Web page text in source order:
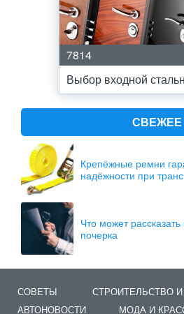
7814
Выбор входной
СВЕЖЕЕ
Крепёжные ремни
надёжности при
Что может
почерка
СОВЕТЫ СТРОИТЕЛЬСТВО
АВТОНОВОСТИ
МОДА И